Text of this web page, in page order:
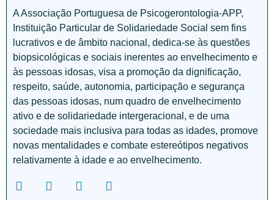
A Associação Portuguesa de Psicogerontologia-APP,
Instituição Particular de Solidariedade Social sem fins
lucrativos e de âmbito nacional, dedica-se às questões
biopsicológicas e sociais inerentes ao envelhecimento e
às pessoas idosas, visa a promoção da dignificação,
respeito, saúde, autonomia, participação e segurança
das pessoas idosas, num quadro de envelhecimento
ativo e de solidariedade intergeracional, e de uma
sociedade mais inclusiva para todas as idades, promove
novas mentalidades e combate estereótipos negativos
relativamente à idade e ao envelhecimento.